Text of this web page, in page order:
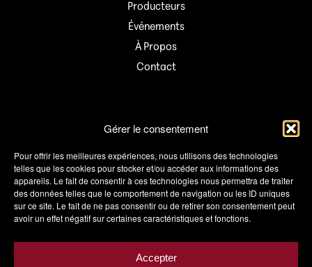
Gérer le consentement
Pour offrir les meilleures expériences, nous utilisons des technologies
telles que les cookies pour stocker et/ou accéder aux informations des
appareils. Le fait de consentir à ces technologies nous permettra de traiter
des données telles que le comportement de navigation ou les ID uniques
sur ce site. Le fait de ne pas consentir ou de retirer son consentement peut
avoir un effet négatif sur certaines caractéristiques et fonctions.
Accepter
Producteurs
Événements
À Propos
Contact
Informations
Mon compte
Panier
Wishlist
Conditions de vente
Politique de confidentialité